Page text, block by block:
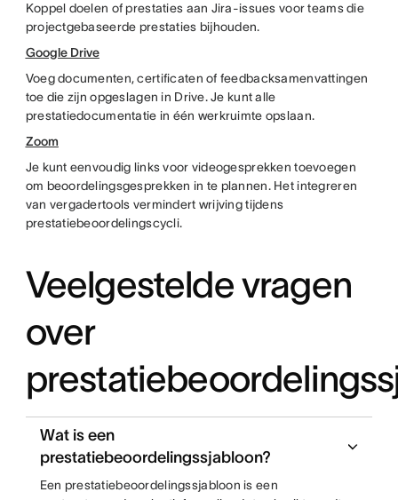
Koppel doelen of prestaties aan Jira-issues voor teams die
projectgebaseerde prestaties bijhouden.
Google Drive
Voeg documenten, certificaten of feedbacksamenvattingen
toe die zijn opgeslagen in Drive. Je kunt alle
prestatiedocumentatie in één werkruimte opslaan.
Zoom
Je kunt eenvoudig links voor videogesprekken toevoegen
om beoordelingsgesprekken in te plannen. Het integreren
van vergadertools vermindert wrijving tijdens
prestatiebeoordelingscycli.
Veelgestelde vragen
over
Wat is een
prestatiebeoordelingssjabloon?
Een prestatiebeoordelingssjabloon is een